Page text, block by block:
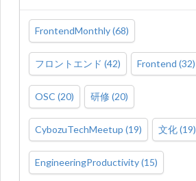
FrontendMonthly(68)
フロントエンド (42) Frontend (32)
OSC (20) 研修 (20)
CybozuTechMeetup (19) 文化(19)
EngineeringProductivity(15)